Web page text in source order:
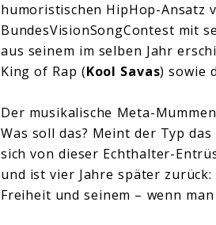
humoristischen HipHop-Ansatz
BundesVisionSongContest mit
aus seinem im selben Jahr
King of Rap (Kool Savas) sowie
Der musikalische Meta-
Was soll das? Meint der Typ
sich von dieser Echthalter-
und ist vier Jahre später
Freiheit und seinem – wenn